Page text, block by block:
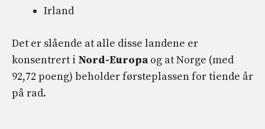
Irland
Det er slående at alle disse landene er
konsentrert i Nord-Europa og at Norge (med
92,72 poeng) beholder førsteplassen for tiende år
på rad.